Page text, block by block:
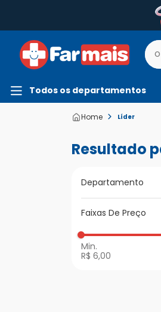
Todos os departamentos
Líder
Departamento
Alimentos
Faixas De Preço
R$ 6,00